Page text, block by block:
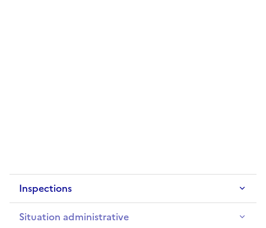
Inspections
Situation administrative